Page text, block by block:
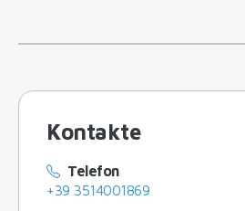
Kontakte
Telefon
+39 3514001869